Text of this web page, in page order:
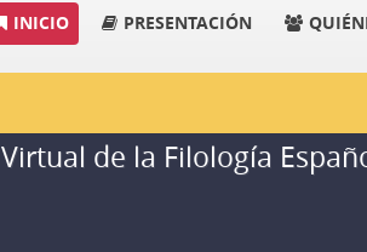
INICIO PRESENTACIÓN
de la Filología